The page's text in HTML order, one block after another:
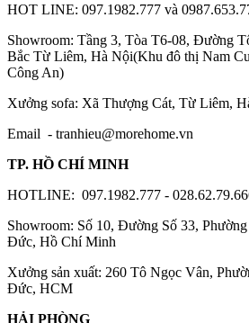
HOT LINE: 097.1982.777 và
Showroom: Tầng 3, Tòa T6-08, Đường
Bắc Từ Liêm, Hà Nội(Khu đô thị Nam
Công An)
Xưởng sofa: Xã Thượng Cát, Từ Liêm,
Email - tranhieu@morehome.vn
TP. HỒ CHÍ MINH
HOTLINE: 097.1982.777 -
Showroom: Số 10, Đường Số 33,
Đức, Hồ Chí Minh
Xưởng sản xuất: 260 Tô Ngọc Vân,
Đức, HCM
HẢI PHÒNG